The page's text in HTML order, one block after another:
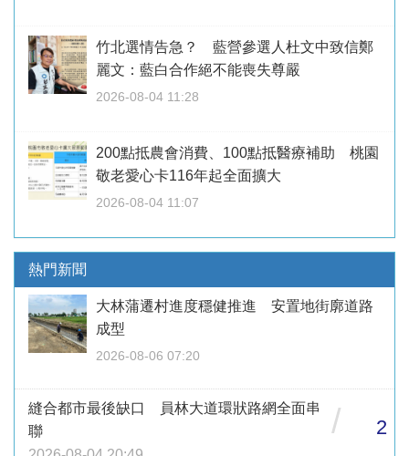
竹北選情告急？ 藍營參選人杜文中致信鄭
麗文：藍白合作絕不能喪失尊嚴
2026-08-04 11:28
200點抵農會消費、100點抵醫療補助 桃園
敬老愛心卡116年起全面擴大
2026-08-04 11:07
熱門新聞
大林蒲遷村進度穩健推進 安置地街廓道路
成型
2026-08-06 07:20
縫合都市最後缺口 員林大道環狀路網全面串
聯
/ 2